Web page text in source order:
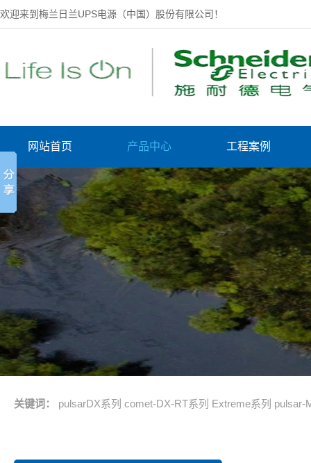
欢迎来到梅兰日兰UPS电源（中国）股份有限公司！
网站首页 产品中心 工程案例
关键词： pulsarDX系列 comet-DX-RT系列 Extreme系列 pulsar-